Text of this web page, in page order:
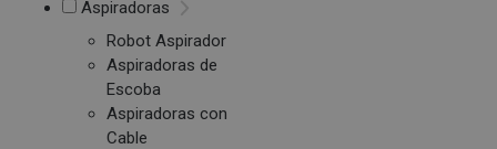
Aspiradoras
Robot Aspirador
Aspiradoras de
Escoba
Aspiradoras con
Cable